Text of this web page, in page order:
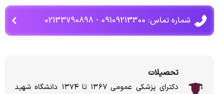
شماره تماس: 09109213300 - 02133790898
تحصیلات
دکترای پزشکی عمومی ۱۳۶۷ تا ۱۳۷۴ دانشگاه شهید